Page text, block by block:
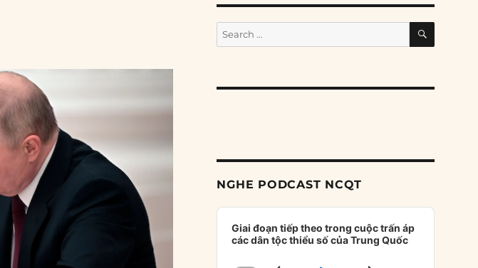
Search
for:
SEARCH
NGHE PODCAST NCQT
Audio
Player
Giai đoạn tiếp theo trong cuộc trấn áp
các dân tộc thiểu số của Trung Quốc